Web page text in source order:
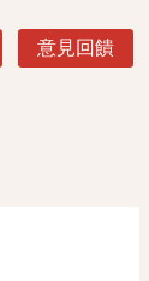
意見回饋